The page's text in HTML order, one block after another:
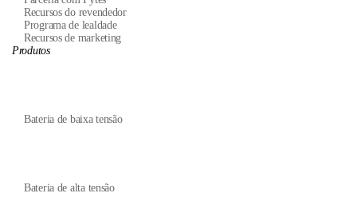
Recursos do revendedor
Programa de lealdade
Recursos de marketing
Produtos
Bateria de baixa tensão
Bateria de alta tensão